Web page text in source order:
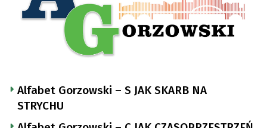
Alfabet Gorzowski – S JAK SKARB NA
STRYCHU